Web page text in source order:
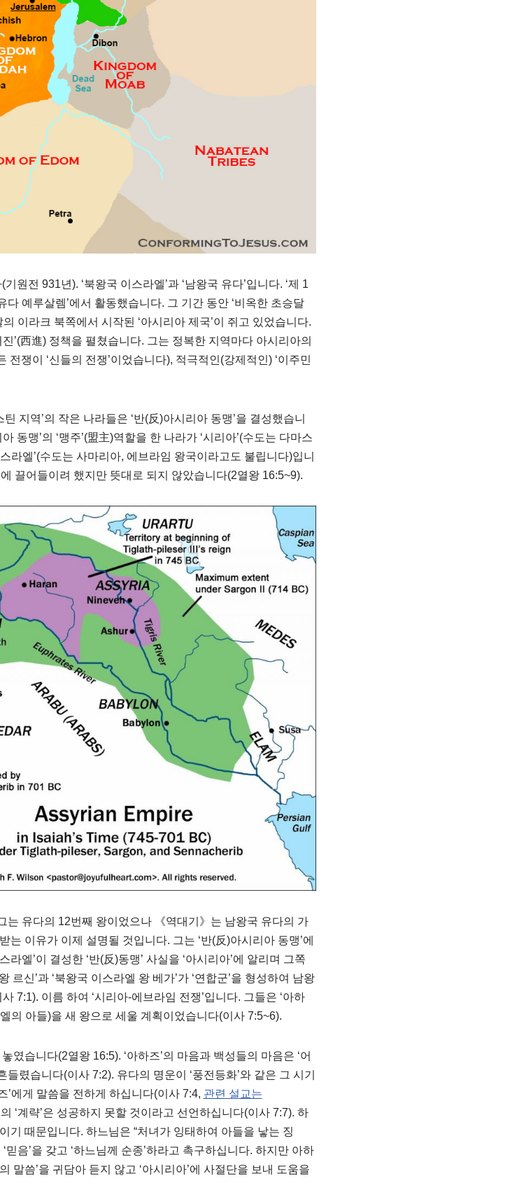
원전 931년). ‘북왕국 이스라엘’과 ‘남왕국 유다’입니다. ‘제 1
다 예루살렘’에서 활동했습니다. 그 기간 동안 ‘비옥한 초승달
이라크 북쪽에서 시작된 ‘아시리아 제국’이 쥐고 있었습니다.
’(西進) 정책을 펼쳤습니다. 그는 정복한 지역마다 아시리아의
전쟁이 ‘신들의 전쟁’이었습니다), 적극적인(강제적인) ‘이주민
틴 지역’의 작은 나라들은 ‘반(反)아시리아 동맹’을 결성했습니
동맹’의 ‘맹주’(盟主)역할을 한 나라가 ‘시리아’(수도는 다마스
라엘’(수도는 사마리아, 에브라임 왕국이라고도 불립니다)입니
에 끌어들이려 했지만 뜻대로 되지 않았습니다(2열왕 16:5~9).
는 유다의 12번째 왕이었으나 《역대기》는 남왕국 유다의 가
이유가 이제 설명될 것입니다. 그는 ‘반(反)아시리아 동맹’에
라엘’이 결성한 ‘반(反)동맹’ 사실을 ‘아시리아’에 알리며 그쪽
신’과 ‘북왕국 이스라엘 왕 베가’가 ‘연합군’을 형성하여 남왕
7:1). 이름 하여 ‘시리아-에브라임 전쟁’입니다. 그들은 ‘아하
의 아들)을 새 왕으로 세울 계획이었습니다(이사 7:5~6).
였습니다(2열왕 16:5). ‘아하즈’의 마음과 백성들의 마음은 ‘어
렸습니다(이사 7:2). 유다의 명운이 ‘풍전등화’와 같은 그 시기
’에게 말씀을 전하게 하십니다(이사 7:4, 관련 설교는
‘계략’은 성공하지 못할 것이라고 선언하십니다(이사 7:7). 하
기 때문입니다. 하느님은 “처녀가 잉태하여 아들을 낳는 징
음’을 갖고 ‘하느님께 순종’하라고 촉구하십니다. 하지만 아하
말씀’을 귀담아 듣지 않고 ‘아시리아’에 사절단을 보내 도움을